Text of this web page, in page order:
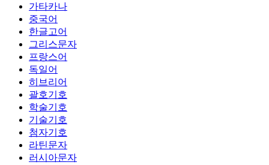
가타카나
중국어
한글고어
그리스문자
프랑스어
독일어
히브리어
괄호기호
학술기호
기술기호
첨자기호
라틴문자
러시아문자